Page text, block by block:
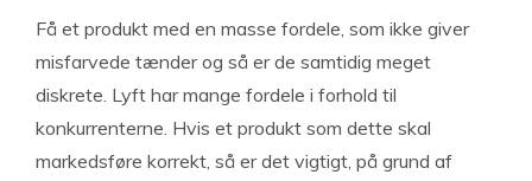
Få et produkt med en masse fordele, som ikke giver
misfarvede tænder og så er de samtidig meget
diskrete. Lyft har mange fordele i forhold til
konkurrenterne. Hvis et produkt som dette skal
markedsføre korrekt, så er det vigtigt, på grund af